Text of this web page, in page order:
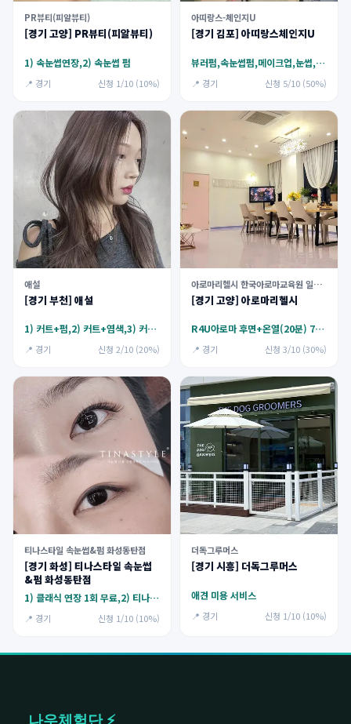
PR뷰티(피알뷰티)
[경기 고양] PR뷰티(피알뷰티)
1) 속눈썹연장,2) 속눈썹 펌
📍 경기 신청 1/10 (10%)
아띠랑스-체인지U
[경기 김포] 아띠랑스체인지U
뷰러펌,속눈썹펌,메이크업,눈썹,아이라인
📍 경기 신청 5/10 (50%)
애설
[경기 부천] 애설
1) 커트+펌,2) 커트+염색,3) 커트+케어
📍 경기 신청 2/10 (20%)
아로마리헬시 한국아로마교육원 일산센터
[경기 고양] 아로마리헬시
R4U아로마 후면+온열(20분) 70분
📍 경기 신청 3/10 (30%)
티나스타일 속눈썹&펌 화성동탄점
[경기 화성] 티나스타일 속눈썹
&펌 화성동탄점
1) 클래식 연장 1회 무료,2) 티나래쉬리프트
📍 경기 신청 1/10 (10%)
더독그루머스
[경기 시흥] 더독그루머스
애견 미용 서비스
📍 경기 신청 1/10 (10%)